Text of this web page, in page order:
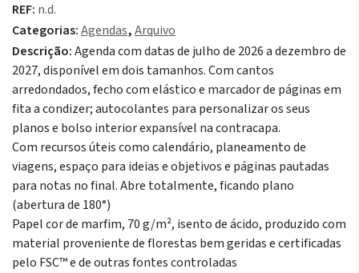
18
Meses
2026-
2027
Semanal
Horizontal
Capa
Dura
Bolso
Preta
REF: n.d.
Categorias:Agendas,Arquivo
Descrição:Agenda com datas de julho de 2026 a dezembro de
2027, disponível em dois tamanhos. Com cantos
arredondados, fecho com elástico e marcador de páginas em
fita a condizer; autocolantes para personalizar os seus
planos e bolso interior expansível na contracapa.
Com recursos úteis como calendário, planeamento de
viagens, espaço para ideias e objetivos e páginas pautadas
para notas no final. Abre totalmente, ficando plano
(abertura de 180°)
Papel cor de marfim, 70 g/m², isento de ácido, produzido com
material proveniente de florestas bem geridas e certificadas
pelo FSC™ e de outras fontes controladas